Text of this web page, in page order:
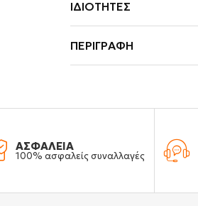
ΙΔΙΌΤΗΤΕΣ
ΠΕΡΙΓΡΑΦΉ
ΑΣΦΑΛΕΙΑ
100% ασφαλείς συναλλαγές